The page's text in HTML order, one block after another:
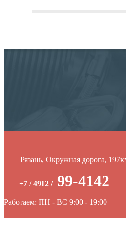
Рязань, Окружная дорога,
+7 / 4912 / 99-4142
Работаем: ПН - ВС 9:00 - 19:00